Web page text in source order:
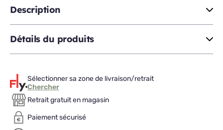
tout
bleu
Description
Détails du produits
Sélectionner sa zone de livraison/retrait
Chercher
Retrait gratuit en magasin
Paiement sécurisé